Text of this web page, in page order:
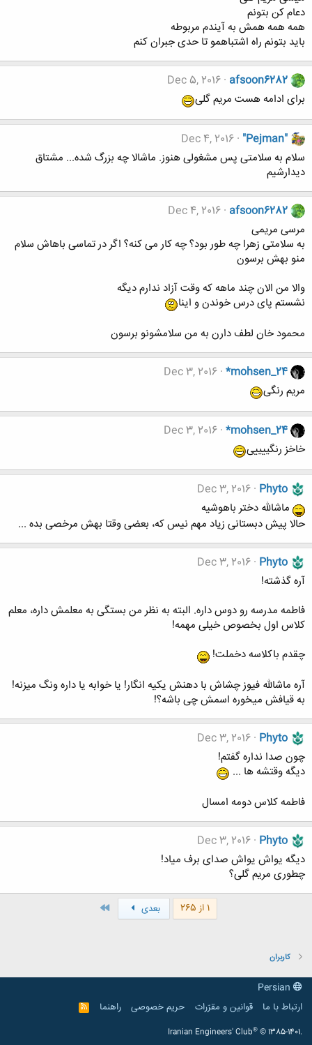
دعام کن بتونم
همه همه همش به آیندم مربوطه
باید بتونم راه اشتباهمو تا حدی جبران کنم
afsoon6282
Dec 5, 2016
برای ادامه هست مریم گلی
"Pejman"
Dec 4, 2016
سلام به سلامتی پس مشغولی هنوز. ماشالا چه بزرگ شده... مشتاق
دیدارشیم
afsoon6282
Dec 4, 2016
مرسی مریمی
به سلامتی زهرا چه طور بود؟ چه کار می کنه؟ اگر در تماسی باهاش سلام
منو بهش برسون
والا من الان چند ماهه که وقت آزاد ندارم دیگه
نشستم پای درس خوندن و اینا
محمود خان لطف دارن به من سلامشونو برسون
*mohsen_24
Dec 3, 2016
مریم رنگی
*mohsen_24
Dec 3, 2016
خاخز رنگییییی
Phyto
Dec 3, 2016
ماشالله دختر باهوشیه
حالا پیش دبستانی زیاد مهم نیس که، بعضی وقتا بهش مرخصی بده ...
Phyto
Dec 3, 2016
آره گذشته!
فاطمه مدرسه رو دوس داره. البته به نظر من بستگی به معلمش داره، معلم
کلاس اول بخصوص خیلی مهمه!
چقدم باکلاسه دخملت!
آره ماشالله فیوز چشاش با دهنش یکیه انگار! یا خوابه یا داره ونگ میزنه!
به قیافش میخوره اسمش چی باشه؟!
Phyto
Dec 3, 2016
چون صدا نداره گفتم!
دیگه وقتشه ها ...
فاطمه کلاس دومه امسال
Phyto
Dec 3, 2016
دیگه یواش یواش صدای برف میاد!
چطوری مریم گلی؟
1 از 265 بعدی
کاربران
ارتباط با ما
قوانین و مقرّرات حریم خصوصی راهنما
R
S
Iranian Engineers' Club® © 1385-1401.